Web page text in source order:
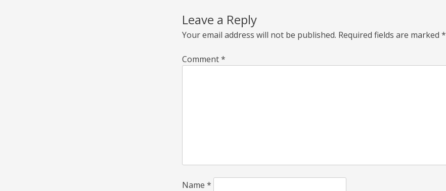
Leave a Reply
Your email address will not be published. Required fields are marked *
Comment*
Name *